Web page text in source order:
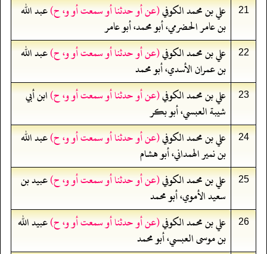
21 علي بن محمد الكوفي(عن أو حدثنا أو سمعت أو و، ح)عبد الله
بن عامر الحضرمي، أبو محمد، أبو عامر
22 علي بن محمد الكوفي(عن أو حدثنا أو سمعت أو و، ح)عبد الله
بن عمران الأسدي، أبو محمد
23 علي بن محمد الكوفي(عن أو حدثنا أو سمعت أو و، ح)ابن أبي
شيبة العبسي، أبو بكر
24 علي بن محمد الكوفي(عن أو حدثنا أو سمعت أو و، ح)عبد الله
بن نمير الهمداني، أبو هشام
25 علي بن محمد الكوفي(عن أو حدثنا أو سمعت أو و، ح)عبيد بن
سعيد الأموي، أبو محمد
26 علي بن محمد الكوفي(عن أو حدثنا أو سمعت أو و، ح)عبيد الله
بن موسى العبسي، أبو محمد